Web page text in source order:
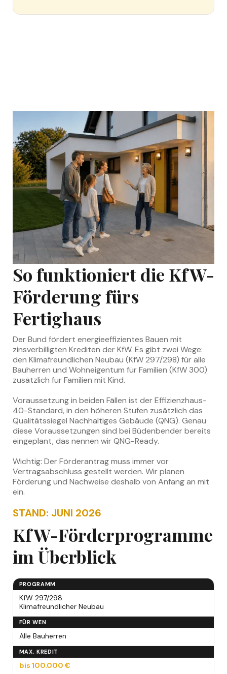
So funktioniert die KfW-
Förderung fürs
Fertighaus
Der Bund fördert energieeffizientes Bauen mit
zinsverbilligten Krediten der KfW. Es gibt zwei Wege:
den Klimafreundlichen Neubau (KfW 297/298) für alle
Bauherren und Wohneigentum für Familien (KfW 300)
zusätzlich für Familien mit Kind.
Voraussetzung in beiden Fällen ist der Effizienzhaus-
40-Standard, in den höheren Stufen zusätzlich das
Qualitätssiegel Nachhaltiges Gebäude (QNG). Genau
diese Voraussetzungen sind bei Büdenbender bereits
eingeplant, das nennen wir QNG-Ready.
Wichtig: Der Förderantrag muss immer vor
Vertragsabschluss gestellt werden. Wir planen
Förderung und Nachweise deshalb von Anfang an mit
ein.
STAND: JUNI 2026
KfW-Förderprogramme
im Überblick
PROGRAMM
KfW 297/298
Klimafreundlicher Neubau
FÜR WEN
Alle Bauherren
MAX. KREDIT
bis 100.000 €